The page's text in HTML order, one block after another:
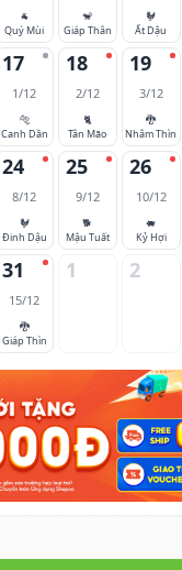
🐐
Quý Mùi
🐒
Giáp Thân
🐓
Ất Dậu
17
1/12
🐅
Canh Dần
18
2/12
🐈
Tân Mão
19
3/12
🐉
Nhâm Thìn
24
8/12
🐓
Đinh Dậu
25
9/12
🐕
Mậu Tuất
26
10/12
🐖
Kỷ Hợi
31
15/12
🐉
Giáp Thìn
1 2